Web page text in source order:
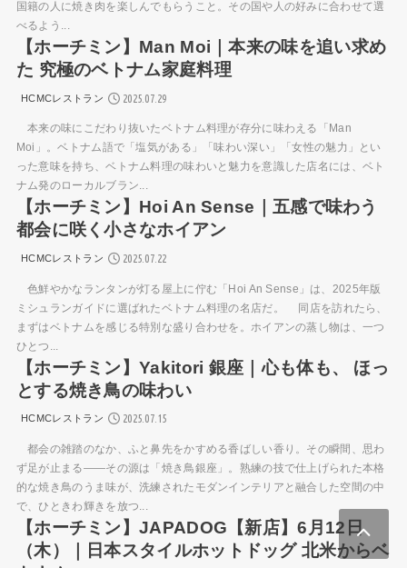
国籍の人に焼き肉を楽しんでもらうこと。その国や人の好みに合わせて選
べるよう...
【ホーチミン】Man Moi｜本来の味を追い求め
た 究極のベトナム家庭料理
HCMCレストラン 2025.07.29
本来の味にこだわり抜いたベトナム料理が存分に味わえる「Man
Moi」。ベトナム語で「塩気がある」「味わい深い」「女性の魅力」とい
った意味を持ち、ベトナム料理の味わいと魅力を意識した店名には、ベト
ナム発のローカルブラン...
【ホーチミン】Hoi An Sense｜五感で味わう
都会に咲く小さなホイアン
HCMCレストラン 2025.07.22
色鮮やかなランタンが灯る屋上に佇む「Hoi An Sense」は、2025年版
ミシュランガイドに選ばれたベトナム料理の名店だ。 同店を訪れたら、
まずはベトナムを感じる特別な盛り合わせを。ホイアンの蒸し物は、一つ
ひとつ...
【ホーチミン】Yakitori 銀座｜心も体も、 ほっ
とする焼き鳥の味わい
HCMCレストラン 2025.07.15
都会の雑踏のなか、ふと鼻先をかすめる香ばしい香り。その瞬間、思わ
ず足が止まる——その源は「焼き鳥銀座」。熟練の技で仕上げられた本格
的な焼き鳥のうま味が、洗練されたモダンインテリアと融合した空間の中
で、ひときわ輝きを放つ...
【ホーチミン】JAPADOG【新店】6月12日
（木）｜日本スタイルホットドッグ 北米からベ